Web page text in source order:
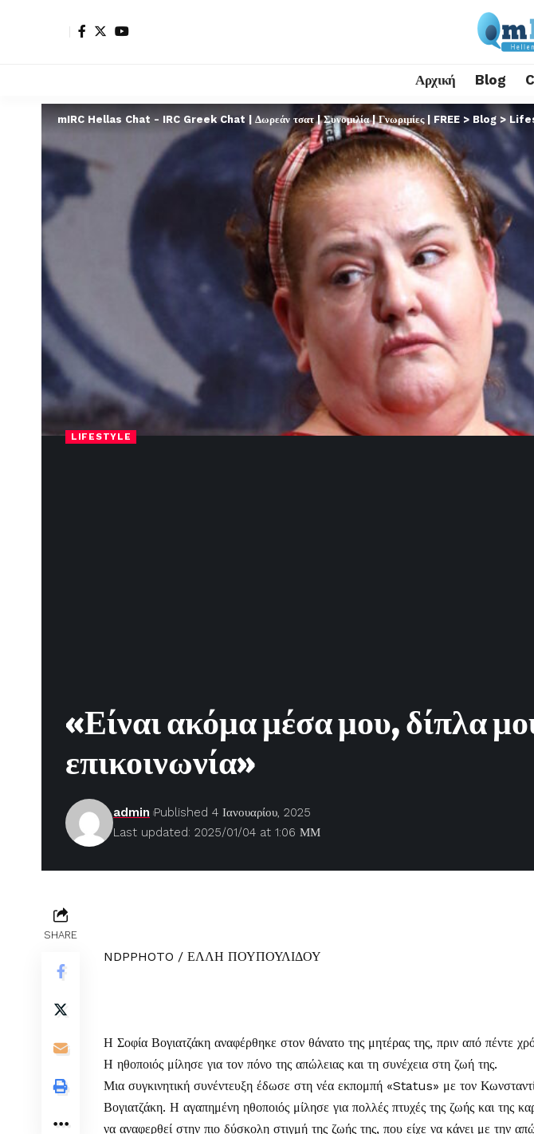
Αρχική Blog
mIRC Hellas Chat - IRC Greek Chat | Δωρεάν τσατ | Συνομιλία | Γνωριμίες | FREE > Blog >
LIFESTYLE
«Είναι ακόμα μέσα μου, δίπλα
επικοινωνία»
Last updated: 2025/01/04 at 1:06 ΜΜ
admin Published 4 Ιανουαρίου, 2025
SHARE
NDPPHOTO / ΕΛΛΗ ΠΟΥΠΟΥΛΙΔΟΥ
Η Σοφία Βογιατζάκη αναφέρθηκε στον θάνατο της μητέρας της, πριν από πέντε
Η ηθοποιός μίλησε για τον πόνο της απώλειας και τη συνέχεια στη ζωή της.
Μια συγκινητική συνέντευξη έδωσε στη νέα εκπομπή «Status» με τον
Βογιατζάκη. Η αγαπημένη ηθοποιός μίλησε για πολλές πτυχές της ζωής και της
να αναφερθεί στην πιο δύσκολη στιγμή της ζωής της, που είχε να κάνει με την